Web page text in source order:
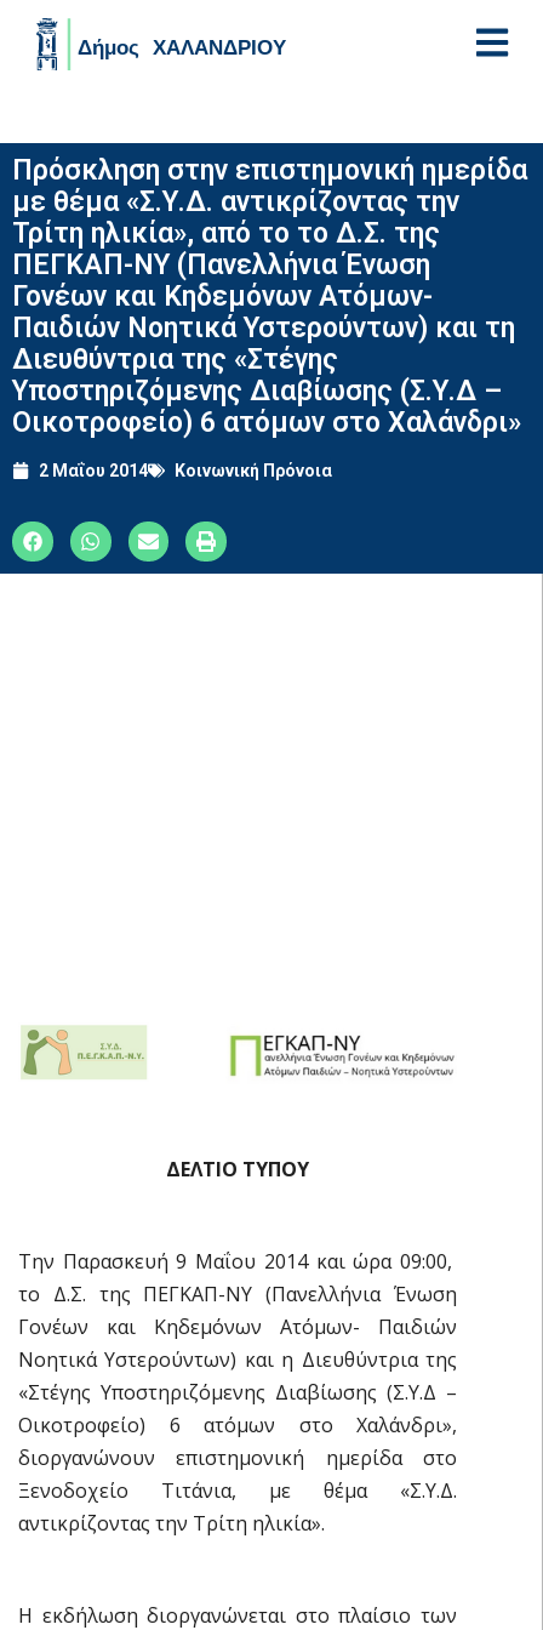
Πρόσκληση στην επιστημονική ημερίδα
με θέμα «Σ.Υ.Δ. αντικρίζοντας την
Τρίτη ηλικία», από το το Δ.Σ. της
ΠΕΓΚΑΠ-ΝΥ (Πανελλήνια Ένωση
Γονέων και Κηδεμόνων Ατόμων-
Παιδιών Νοητικά Υστερούντων) και τη
Διευθύντρια της «Στέγης
Υποστηριζόμενης Διαβίωσης (Σ.Υ.Δ –
Οικοτροφείο) 6 ατόμων στο Χαλάνδρι»
2 Μαΐου 2014 Κοινωνική Πρόνοια
ΔΕΛΤΙΟ ΤΥΠΟΥ
Την Παρασκευή 9 Μαΐου 2014 και ώρα 09:00,
το Δ.Σ. της ΠΕΓΚΑΠ-ΝΥ (Πανελλήνια Ένωση
Γονέων και Κηδεμόνων Ατόμων- Παιδιών
Νοητικά Υστερούντων) και η Διευθύντρια της
«Στέγης Υποστηριζόμενης Διαβίωσης (Σ.Υ.Δ –
Οικοτροφείο) 6 ατόμων στο Χαλάνδρι»,
διοργανώνουν επιστημονική ημερίδα στο
Ξενοδοχείο Τιτάνια, με θέμα «Σ.Υ.Δ.
αντικρίζοντας την Τρίτη ηλικία».
Η εκδήλωση διοργανώνεται στο πλαίσιο των